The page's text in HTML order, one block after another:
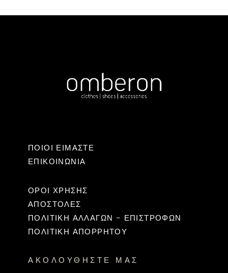
ΠΟΙΟΙ ΕΙΜΑΣΤΕ
ΕΠΙΚΟΙΝΩΝΊΑ
ΟΡΟΙ ΧΡΗΣΗΣ
ΑΠΟΣΤΟΛΕΣ
ΠΟΛΙΤΙΚΉ ΑΛΛΑΓΏΝ – ΕΠΙΣΤΡΟΦΏΝ
ΠΟΛΙΤΙΚΗ ΑΠΟΡΡΗΤΟΥ
ΑΚΟΛΟΥΘΉΣΤΕ ΜΑΣ